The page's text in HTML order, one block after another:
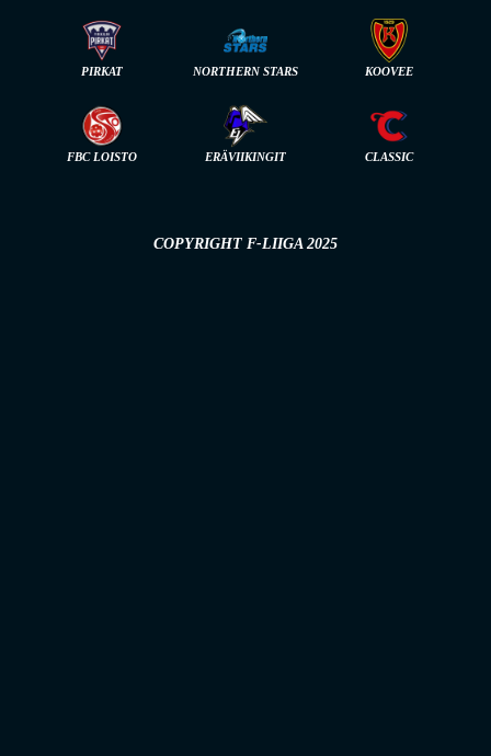
PIRKAT NORTHERN STARS KOOVEE
FBC LOISTO ERÄVIIKINGIT CLASSIC
COPYRIGHT F-LIIGA 2025